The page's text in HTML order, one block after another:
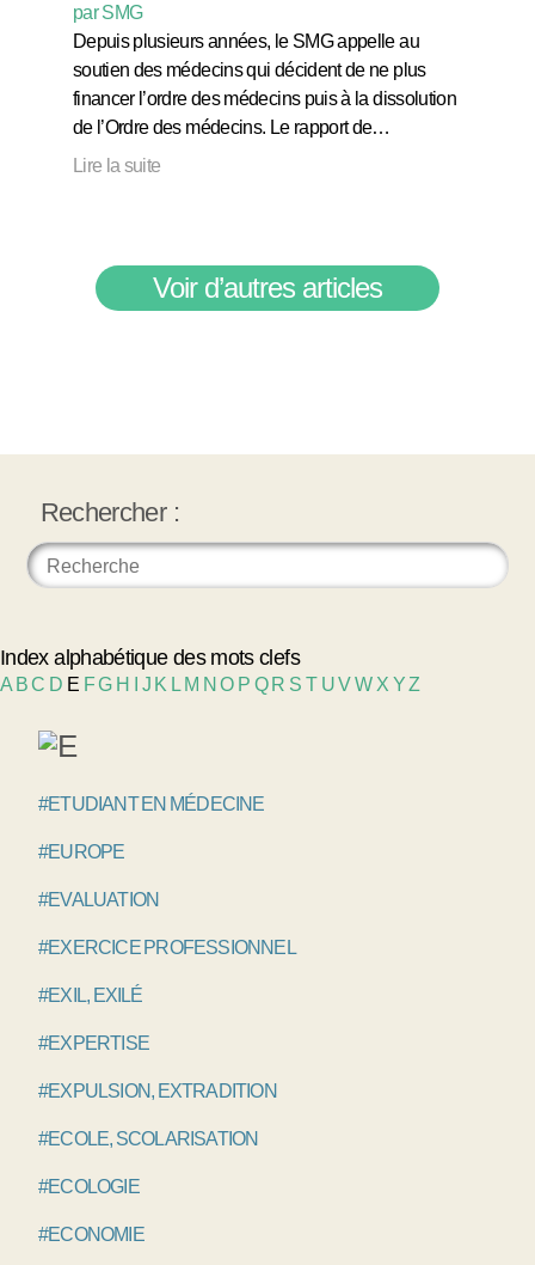
par SMG
Depuis plusieurs années, le SMG appelle au
soutien des médecins qui décident de ne plus
financer l’ordre des médecins puis à la dissolution
de l’Ordre des médecins. Le rapport de…
Lire la suite
Voir d’autres articles
Rechercher :
Index alphabétique des mots clefs
A BC D E FG H J K L M NO P Q R S T UVW X YZ
#ETUDIANT EN MÉDECINE
#EUROPE
#EVALUATION
#EXERCICE PROFESSIONNEL
#EXIL, EXILÉ
#EXPERTISE
#EXPULSION, EXTRADITION
#ECOLE, SCOLARISATION
#ECOLOGIE
#ECONOMIE